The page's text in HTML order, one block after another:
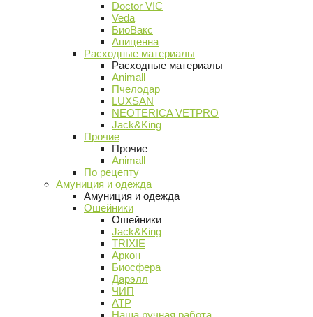
Doctor VIC
Veda
БиоВакс
Апиценна
Расходные материалы
Расходные материалы
Animall
Пчелодар
LUXSAN
NEOTERICA VETPRO
Jack&King
Прочие
Прочие
Animall
По рецепту
Амуниция и одежда
Амуниция и одежда
Ошейники
Ошейники
Jack&King
TRIXIE
Аркон
Биосфера
Дарэлл
ЧИП
АТР
Наша ручная работа